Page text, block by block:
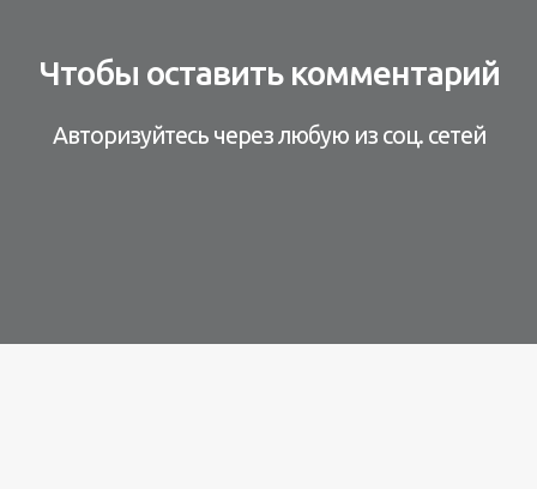
Чтобы оставить комментарий
Авторизуйтесь через любую из соц. сетей